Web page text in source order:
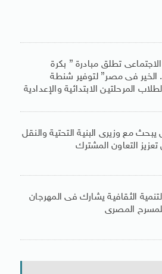
تطلق مبادرة ” بكرة
الخير فى مصر” لتوفير شنطة
المرحلتين الابتدائية والإعدادية
يبحث مع وزيرى البنية التحتية والنقل
تعزيز التعاون المشترك
الثقافية يشارك فى المهرجان
المصرى